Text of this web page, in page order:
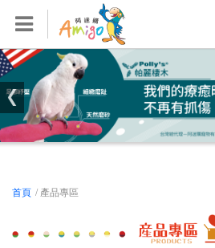
首頁
關於我們
產品專區
活動專區
鸚鵡飼養知識區
銷售據點
首頁 / 產品專區